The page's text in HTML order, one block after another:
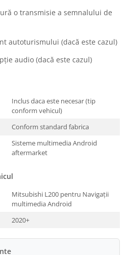
o transmisie a semnalului de
autoturismului (dacă este cazul)
audio (dacă este cazul)
Inclus daca este necesar (tip
conform vehicul)
Conform standard fabrica
Sisteme multimedia Android
aftermarket
Mitsubishi L200 pentru Navigații
multimedia Android
2020+